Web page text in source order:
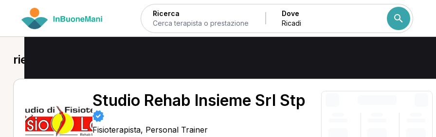
Ricerca Dove
rieducazione funzionale a Ricadi
Studio Rehab Insieme Srl Stp
Fisioterapista, Personal Trainer